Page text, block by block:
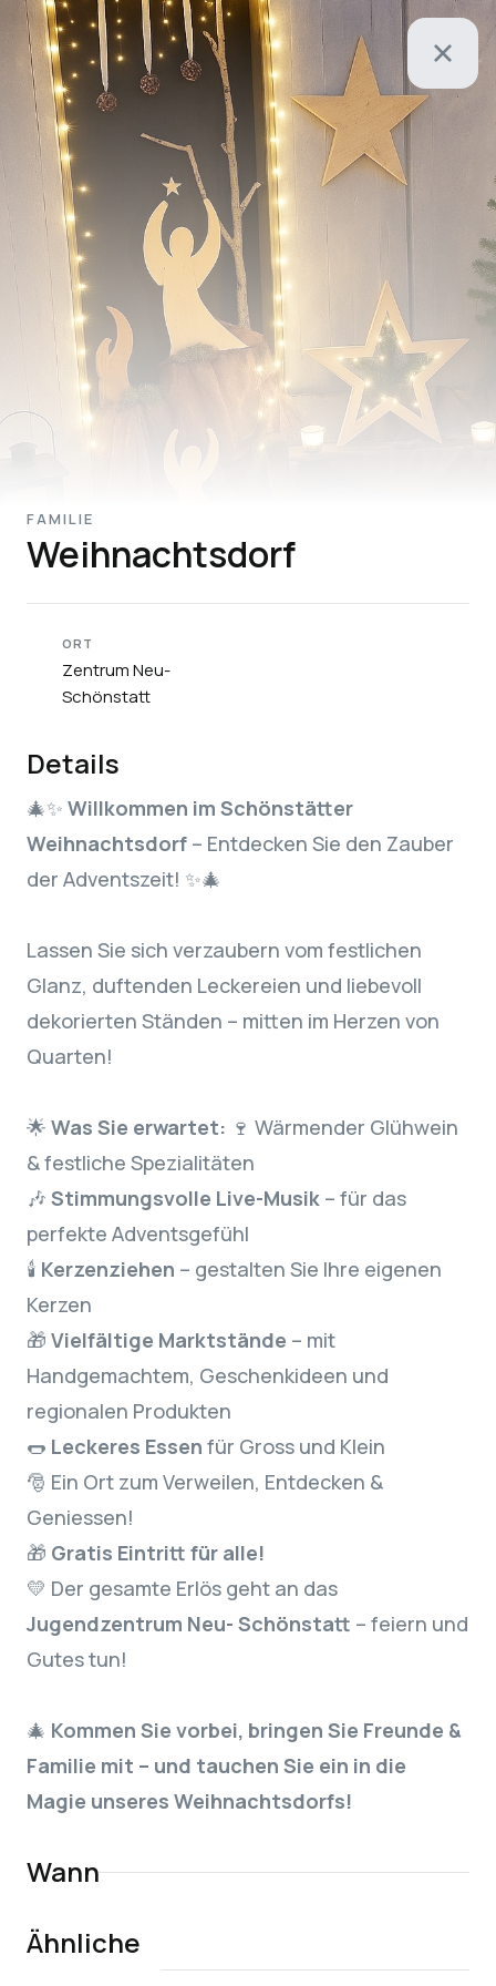
FAMILIE
Weihnachtsdorf
ORT
Zentrum Neu-
Schönstatt
Details
🎄✨ Willkommen im Schönstätter
Weihnachtsdorf – Entdecken Sie den Zauber
der Adventszeit! ✨🎄
Lassen Sie sich verzaubern vom festlichen
Glanz, duftenden Leckereien und liebevoll
dekorierten Ständen – mitten im Herzen von
Quarten!
🌟 Was Sie erwartet: 🍷 Wärmender Glühwein
& festliche Spezialitäten
🎶 Stimmungsvolle Live-Musik – für das
perfekte Adventsgefühl
🕯️ Kerzenziehen – gestalten Sie Ihre eigenen
Kerzen
🎁 Vielfältige Marktstände – mit
Handgemachtem, Geschenkideen und
regionalen Produkten
🌭 Leckeres Essen für Gross und Klein
🎅 Ein Ort zum Verweilen, Entdecken &
Geniessen!
🎁 Gratis Eintritt für alle!
💛 Der gesamte Erlös geht an das
Jugendzentrum Neu- Schönstatt – feiern und
Gutes tun!
🎄 Kommen Sie vorbei, bringen Sie Freunde &
Familie mit – und tauchen Sie ein in die
Magie unseres Weihnachtsdorfs!
Wann
Ähnliche
CHAPLIN – das